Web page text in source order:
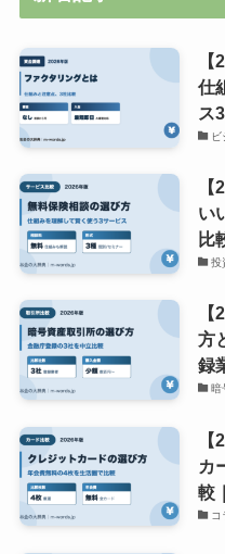
仕
ス
い
比
投
方
録
暗
カ
較
コ